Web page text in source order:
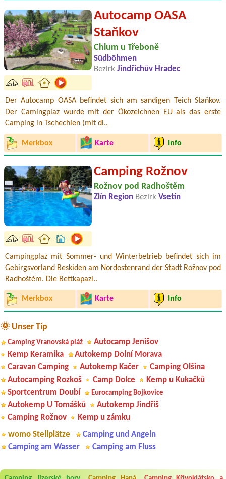
Autocamp OASA
Staňkov
Chlum u Třeboně
Südböhmen
Bezirk Jindřichův Hradec
Der Autocamp OASA befindet sich am sandigen Teich Staňkov.
Der Camingplaz wurde mit der Ökozeichnen EU als das erste
Camping in Tschechien (mit di..
Merkbox Karte Info
Camping Rožnov
Rožnov pod Radhoštěm
Zlín Region Bezirk Vsetín
Campingplaz mit Sommer- und Winterbetrieb befindet sich im
Gebirgsvorland Beskiden am Nordostenrand der Stadt Rožnov pod
Radhoštěm. Die Bettkapazi..
Merkbox Karte Info
🌞 Unser Tip
Camping Vranovská pláž
Autocamp Jenišov
Kemp Keramika
Autokemp Dolní Morava
Caravan Camping
Autokemp Kačer
Camping Olšina
Autocamping Rozkoš
Camp Dolce
Kemp u Kukačků
Sportcentrum Doubí
Eurocamping Bojkovice
Autokemp U Tomášků
Autokemp Jindřiš
Camping Rožnov
Kemp u zámku
womo Stellplätze
Camping und Angeln
Camping am Wasser
Camping am Fluss
Byli jsme zde v týdnu od 25.7. do 1.8. 2026. Kemp jako takový je pěkný.